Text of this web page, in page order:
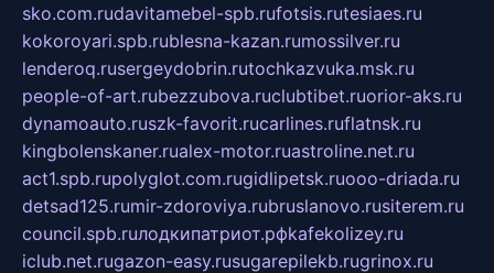
sko.com.rudavitamebel-spb.rufotsis.rutesiaes.ru
kokoroyari.spb.rublesna-kazan.rumossilver.ru
lenderoq.rusergeydobrin.rutochkazvuka.msk.ru
people-of-art.rubezzubova.ruclubtibet.ruorior-aks.ru
dynamoauto.ruszk-favorit.rucarlines.ruflatnsk.ru
kingbolenskaner.rualex-motor.ruastroline.net.ru
act1.spb.rupolyglot.com.rugidlipetsk.ruooo-driada.ru
detsad125.rumir-zdoroviya.rubruslanovo.rusiterem.ru
council.spb.ruлодкипатриот.рфkafekolizey.ru
iclub.net.rugazon-easy.rusugarepilekb.rugrinox.ru